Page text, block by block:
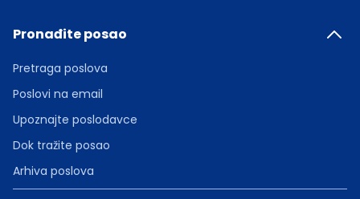
Pronađite posao
Pretraga poslova
Poslovi na email
Upoznajte poslodavce
Dok tražite posao
Arhiva poslova